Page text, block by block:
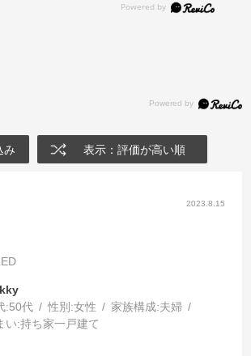
み 表示：評価が高い順
2023.8.15
:50代 性別:女性 家族構成:夫婦
い:持ち家一戸建て